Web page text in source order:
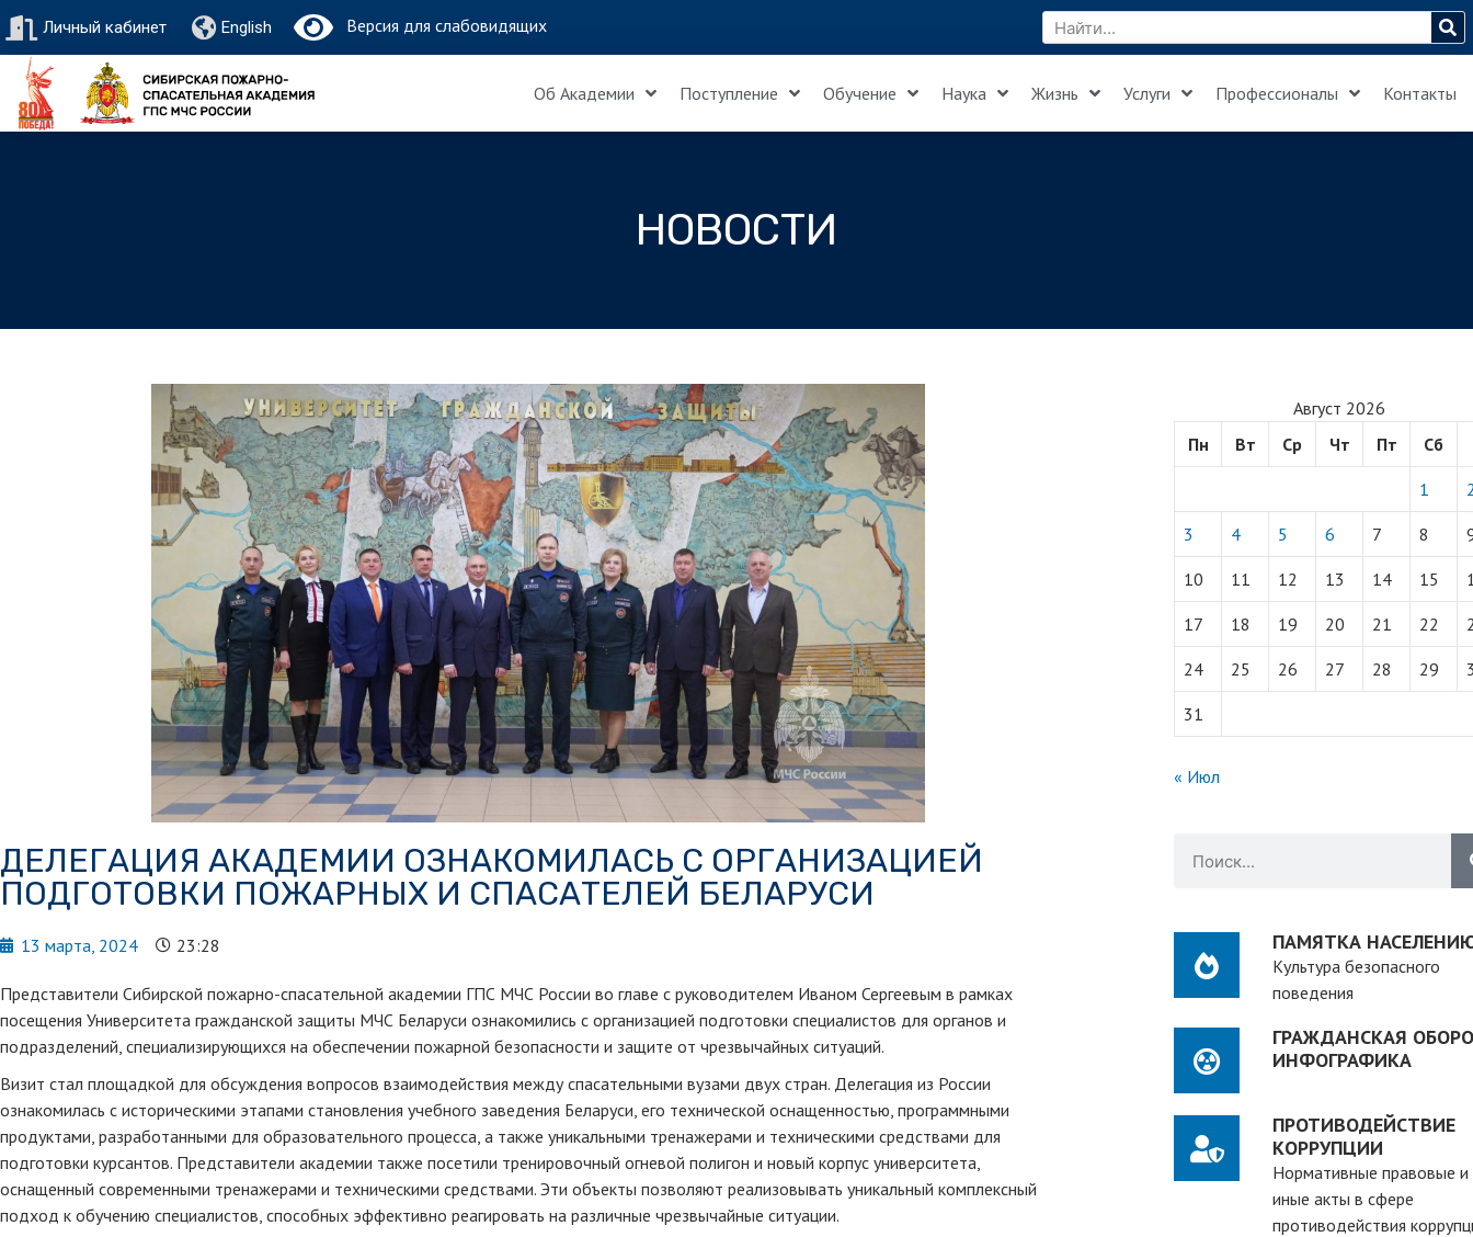
Личный кабинет English Версия для слабовидящих
Об Академии Поступление Обучение Наука Жизнь Услуги Профессионалы Контакты
НОВОСТИ
ДЕЛЕГАЦИЯ АКАДЕМИИ ОЗНАКОМИЛАСЬ С ОРГАНИЗАЦИЕЙ
ПОДГОТОВКИ ПОЖАРНЫХ И СПАСАТЕЛЕЙ БЕЛАРУСИ
13 марта, 2024 23:28
Представители Сибирской пожарно-спасательной академии ГПС МЧС России во главе с руководителем Иваном Сергеевым в рамках
посещения Университета гражданской защиты МЧС Беларуси ознакомились с организацией подготовки специалистов для органов и
подразделений, специализирующихся на обеспечении пожарной безопасности и защите от чрезвычайных ситуаций.
Визит стал площадкой для обсуждения вопросов взаимодействия между спасательными вузами двух стран. Делегация из России
ознакомилась с историческими этапами становления учебного заведения Беларуси, его технической оснащенностью, программными
продуктами, разработанными для образовательного процесса, а также уникальными тренажерами и техническими средствами для
подготовки курсантов. Представители академии также посетили тренировочный огневой полигон и новый корпус университета,
оснащенный современными тренажерами и техническими средствами. Эти объекты позволяют реализовывать уникальный комплексный
подход к обучению специалистов, способных эффективно реагировать на различные чрезвычайные ситуации.
Август 2026
Пн
Вт Ср Чт Пт Сб
1
3 4 5 6 7 8
10 11 12 13 14 15
17 18 19 20 21 22
24 25 26 27 28 29
31
« Июл
ПАМЯТКА
Культура безопасного
поведения
ГРАЖДАНСКАЯ
ИНФОГРАФИКА
ПРОТИВОДЕЙСТВИЕ
КОРРУПЦИИ
Нормативные правовые и
иные акты в сфере
противодействия